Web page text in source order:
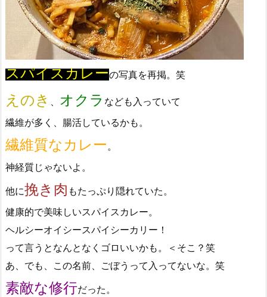
スパイスカレーの写真を再掲。笑
えのき オクラ なども入っていて
繊維が多く、腸活しているかも。
繊維質なカレー 。
神経質じゃないよ。
他に挽き肉 もたっぷり隠れていた。
健康的で美味しいスパイスカレー。
ヘルシーオイシースパイシーカリー！
って言うとなんとなくゴロいいかも。＜そこ？笑
あ、でも、この名前、ごぼうって入ってないな。笑
素敵な修行だった。